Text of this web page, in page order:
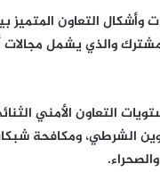
التعاون المتميز
والذي يشمل
التعاون الأمني
الشرطي، ومكافحة